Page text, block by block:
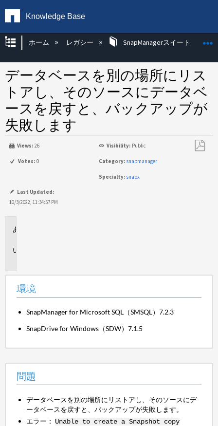
Knowledge Base
グローバル階層を展開/折りたたむ
ホーム レガシー SnapManagerスイート
データベースを別の場所にリス
トアし、そのソースにデータベ
ースを戻すと、バックアップが
失敗します
Views: 26 Visibility: Public
Votes: 0 Category: snapmanager
Specialty: snapx
Last Updated:
10/3/2022, 11:34:57 PM
環境
SnapManager for Microsoft SQL（SMSQL）7.2.3
SnapDrive for Windows（SDW）7.1.5
問題
データベースを別の場所にリストアし、そのソースにデ
ータベースを戻すと、バックアップが失敗します。
エラー： Unable to create a Snapshot copy